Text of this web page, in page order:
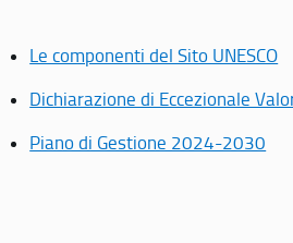
Le componenti del Sito UNESCO
Dichiarazione di Eccezionale
Piano di Gestione 2024-2030